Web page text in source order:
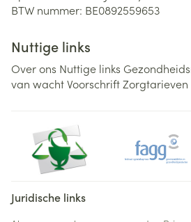
BTW nummer: BE0892559653
Nuttige links
Over ons Nuttige links
van wachtVoorschriftZorgtarieven
Juridische links